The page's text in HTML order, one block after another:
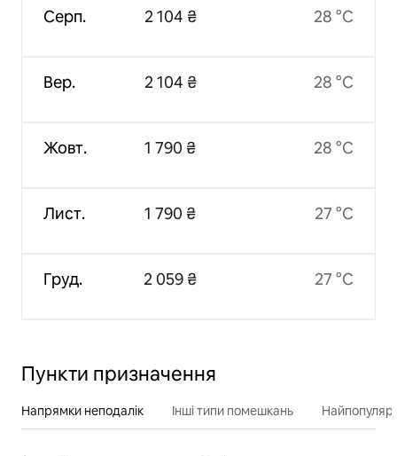
Серп.
Вер.
Жовт.
Лист.
Груд.
2 104 ₴
2 104 ₴
1 790 ₴
1 790 ₴
2 059 ₴
28 °C
28 °C
28 °C
27 °C
27 °C
Пункти призначення
Напрямки неподалік Інші типи помешкань